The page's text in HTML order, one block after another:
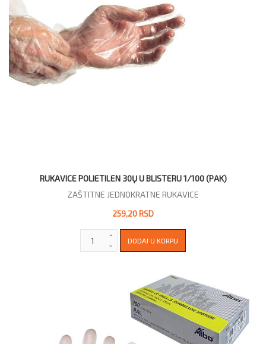
RUKAVICE POLIETILEN 30Ų U BLISTERU 1/100 (PAK)
ZAŠTITNE JEDNOKRATNE RUKAVICE
259,20 RSD